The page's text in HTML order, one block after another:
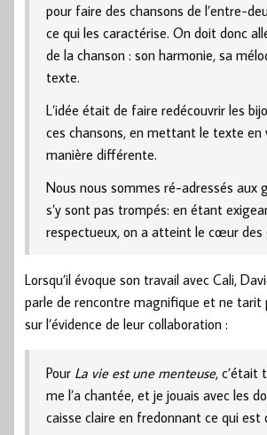
pour faire des chansons de l’entre-
ce qui les caractérise. On doit donc
de la chanson : son harmonie, sa
texte.
L’idée était de faire redécouvrir les
ces chansons, en mettant le texte en
manière différente.
Nous nous sommes ré-adressés aux
s’y sont pas trompés: en étant
respectueux, on a atteint le cœur des
Lorsqu’il évoque son travail avec Cali,
parle de rencontre magnifique et ne tarit
sur l’évidence de leur collaboration :
Pour La vie est une menteuse, c’était
me l’a chantée, et je jouais avec les
caisse claire en fredonnant ce qui est